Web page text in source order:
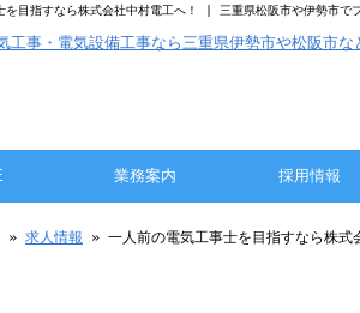
を目指すなら株式会社中村電工へ！ | 三重県松阪市や伊勢市で
業務案内 採用情報
» 求人情報 » 一人前の電気工事士を目指すなら株式